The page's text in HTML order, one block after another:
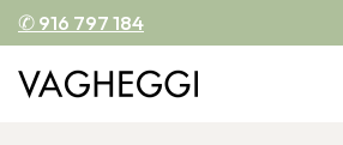
✆ 916 797 184